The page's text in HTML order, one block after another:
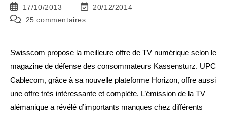
Publication
publiée :
17/10/2013
Dernière
20/12/2014
Commentaires
25 commentaires
Swisscom propose la meilleure offre de TV numérique selon le
magazine de défense des consommateurs Kassensturz. UPC
Cablecom, grâce à sa nouvelle plateforme Horizon, offre aussi
une offre très intéressante et complète. L’émission de la TV
alémanique a révélé d’importants manques chez différents